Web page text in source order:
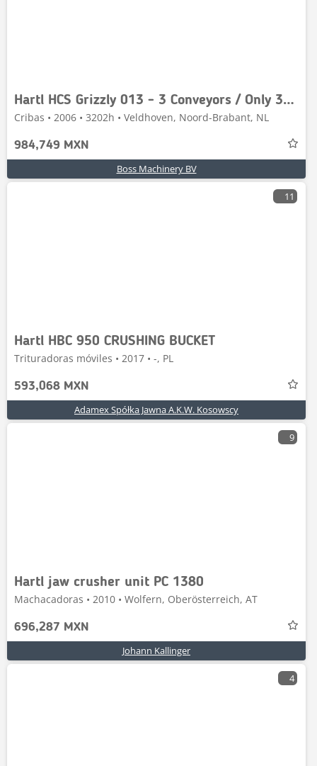
Hartl HCS Grizzly 013 - 3 Conveyors / Only 3202 Hours!
Cribas • 2006 • 3202h • Veldhoven, Noord-Brabant, NL
984,749 MXN
Boss Machinery BV
11
Hartl HBC 950 CRUSHING BUCKET
Trituradoras móviles • 2017 • -, PL
593,068 MXN
Adamex Spółka Jawna A.K.W. Kosowscy
9
Hartl jaw crusher unit PC 1380
Machacadoras • 2010 • Wolfern, Oberösterreich, AT
696,287 MXN
Johann Kallinger
4